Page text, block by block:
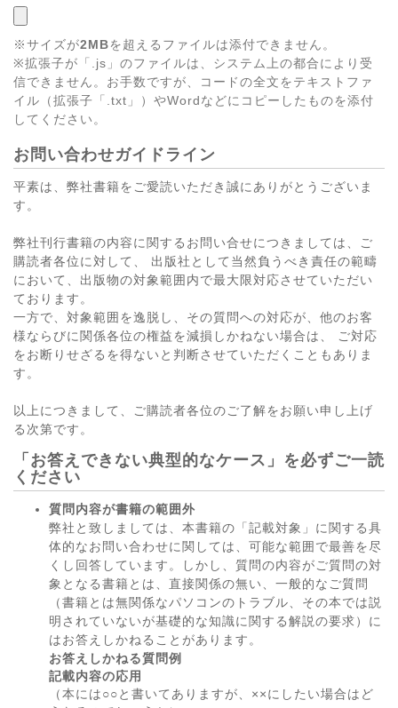
※サイズが2MBを超えるファイルは添付できません。
※拡張子が「.js」のファイルは、システム上の都合により受
信できません。お手数ですが、コードの全文をテキストファ
イル（拡張子「.txt」）やWordなどにコピーしたものを添付
してください。
お問い合わせガイドライン
平素は、弊社書籍をご愛読いただき誠にありがとうございま
す。
弊社刊行書籍の内容に関するお問い合せにつきましては、ご
購読者各位に対して、 出版社として当然負うべき責任の範疇
において、出版物の対象範囲内で最大限対応させていただい
ております。
一方で、対象範囲を逸脱し、その質問への対応が、他のお客
様ならびに関係各位の権益を減損しかねない場合は、 ご対応
をお断りせざるを得ないと判断させていただくこともありま
す。
以上につきまして、ご購読者各位のご了解をお願い申し上げ
る次第です。
「お答えできない典型的なケース」を必ずご一読
ください
質問内容が書籍の範囲外
弊社と致しましては、本書籍の「記載対象」に関する具
体的なお問い合わせに関しては、可能な範囲で最善を尽
くし回答しています。しかし、質問の内容がご質問の対
象となる書籍とは、直接関係の無い、一般的なご質問
（書籍とは無関係なパソコンのトラブル、その本では説
明されていないが基礎的な知識に関する解説の要求）に
はお答えしかねることがあります。
お答えしかねる質問例
記載内容の応用
（本には○○と書いてありますが、××にしたい場合はど